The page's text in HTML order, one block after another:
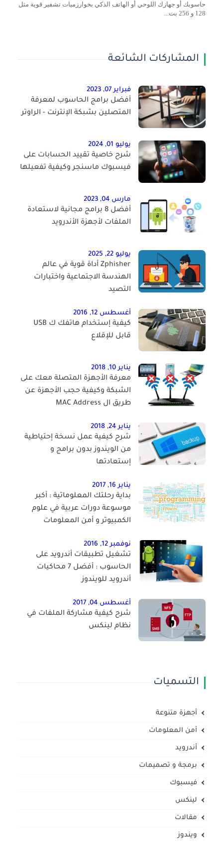
حاسوبك أو جهازك اللوحي أو الهاتف الذكي بخوارزميات تشفير قوية مثل
128 و 256 بت...
المشاركات الشائعة
فبراير 07, 2023
أفضل برامج الحاسوب لمعرفة
المتصلين بشبكة الإنترنت - الراوتر
يوليو 01, 2024
شرح خاصية تقييد الحسابات على
فيسبوك ماسنجر وكيفية تفعيلها
مارس 04, 2023
أفضل 8 برامج مجانية لاستعادة
الملفات لأجهزة الأندرويد
يوليو 22, 2025
Zphisher أداة قوية في عالم
الهندسة الاجتماعية واختبارات
التصيد
أغسطس 12, 2016
كيفية إستخدام هاتفك ك USB
قابل للإقلاع
يناير 10, 2018
معرفة الأجهزة المتصلة معك على
الشبكة وكيفية حجب الأجهزة عن
طريق ال MAC Address
يناير 24, 2018
شرح كيفية عمل نسخة إحتياطية
من الويندوز بدون برامج و
إستعادتها
يناير 16, 2017
بداية رحلتك المعلوماتية : أكبر
موسوعة دورات عربية في علوم
الكمبيوتر و أمن المعلومات
نوفمبر 12, 2016
تشغيل تطبيقات أندرويد على
الحاسوب : أفضل 7 محاكيات
أندرويد للويندوز
أغسطس 04, 2017
شرح كيفية مشاركة الملفات في
نظام لينكس
التسميات
أجهزة متنوعة
أمن المعلومات
أندرويد
برمجة و تصميمات
فيسبوك
لينكس
مقالات
ويندوز